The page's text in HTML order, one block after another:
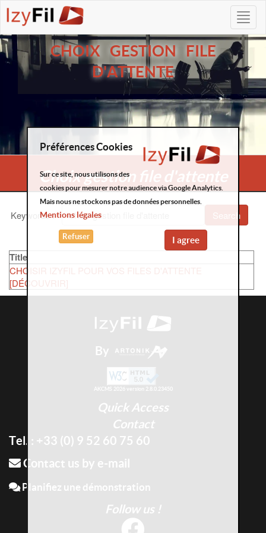
CHOIX GESTION FILE
D'ATTENTE
Choix gestion file d'attente
Keywords: Search
Title
CHOISIR IZYFIL POUR VOS FILES D'ATTENTE
[DÉCOUVRIR]
By
AKCMS 2026 version 2.8.0.23450
Quick Access
Contact
Tel. : +33 (0) 9 52 60 75 60
Contact us by e-mail
Planifiez une démonstration
Follow us !
Préférences Cookies
Sur ce site, nous utilisons des
cookies pour mesurer notre audience via Google Analytics.
Mais nous ne stockons pas de données personnelles.
Mentions légales
I agree
Refuser